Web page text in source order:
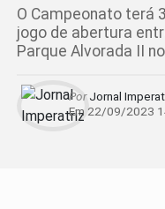
O Campeonato terá
jogo de abertura
Parque Alvorada II
PorJornal
Em 22/09/2023